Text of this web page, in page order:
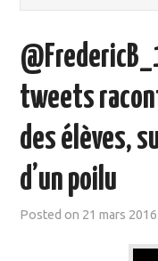
DOCUMENTS
MOOC SUIVIS
EVÉNEMENTS
DANS LA PRESSE
tweets
des élèves,
d’un poilu
Posted on 21 mars 2016